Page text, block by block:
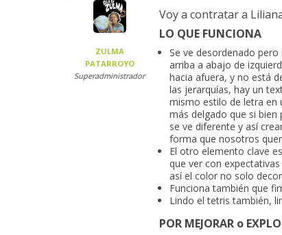
ZULMA
PATARROYO
Superadministrador
Voy a contratar a
LO QUE FUNCIONA
Se ve desordenado
arriba a abajo de
hacia afuera, y no está
las jerarquías, hay un
mismo estilo de letra en
más delgado que si
se ve diferente y así
forma que nosotros
El otro elemento clave
que ver con
así el color no solo
Funciona también que
Lindo el tetris también,
POR MEJORAR o